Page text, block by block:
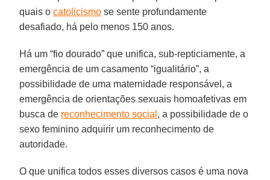
quais ocatolicismo se sente profundamente
desafiado, há pelo menos 150 anos.
Há um “fio dourado” que unifica, sub-repticiamente, a
emergência de um casamento “igualitário”, a
possibilidade de uma maternidade responsável, a
emergência de orientações sexuais homoafetivas em
busca de reconhecimento social , a possibilidade de o
sexo feminino adquirir um reconhecimento de
autoridade.
O que unifica todos esses diversos casos é uma nova